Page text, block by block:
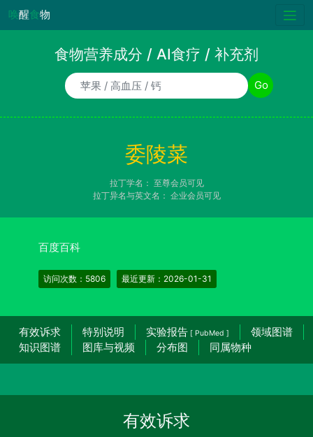
唤醒食物
食物营养成分 / AI食疗 / 补充剂
食物/AI食疗诉求/补充剂名称 Go
委陵菜
拉丁学名： 至尊会员可见
拉丁异名与英文名： 企业会员可见
百度百科
访问次数：5806 最近更新：2026-01-31
有效诉求 特别说明 实验报告 [ PubMed ]
领域图谱
知识图谱
图库与视频 分布图 同属物种
有效诉求